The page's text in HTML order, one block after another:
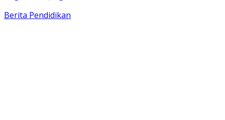
Berita Pendidikan